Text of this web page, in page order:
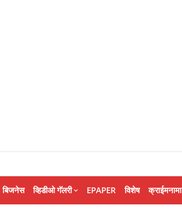
बिजनेस व्हिडीओ गॅलरी EPAPER विशेष क्राईमनामा